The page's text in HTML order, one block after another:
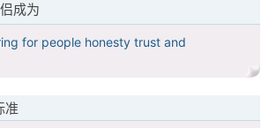
成为
for people honesty trust and
准